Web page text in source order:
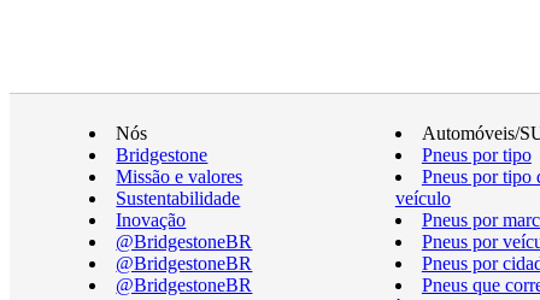
Nós
Bridgestone
Missão e valores
Sustentabilidade
Inovação
@BridgestoneBR
@BridgestoneBR
@BridgestoneBR
Automóveis/
Pneus por tipo
Pneus por tipo
veículo
Pneus por
Pneus por
Pneus por
Pneus que